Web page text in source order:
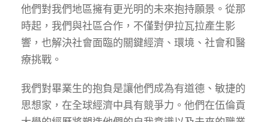
他們對我們地區擁有更光明的未來抱持願景。從那
時起，我們與社區合作，不僅對伊拉瓦拉產生影
響，也解決社會面臨的關鍵經濟、環境、社會和醫
療挑戰。
我們對畢業生的抱負是讓他們成為有道德、敏捷的
思想家，在全球經濟中具有競爭力。他們在伍倫貢